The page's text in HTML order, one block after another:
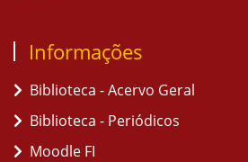
Informações
Biblioteca - Acervo Geral
Biblioteca - Periódicos
Moodle FI